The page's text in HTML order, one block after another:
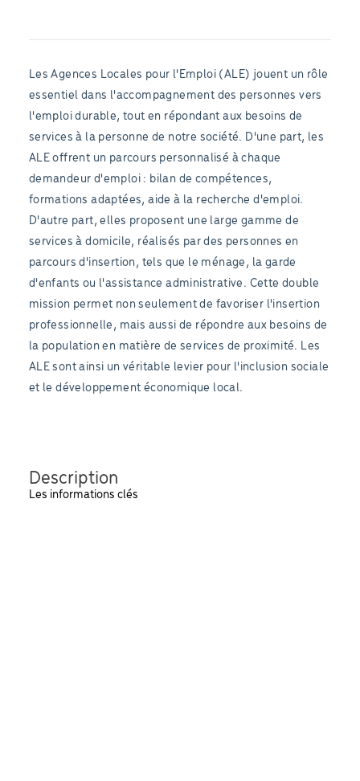
Les Agences Locales pour l'Emploi (ALE) jouent un rôle
essentiel dans l'accompagnement des personnes vers
l'emploi durable, tout en répondant aux besoins de
services à la personne de notre société. D'une part, les
ALE offrent un parcours personnalisé à chaque
demandeur d'emploi : bilan de compétences,
formations adaptées, aide à la recherche d'emploi.
D'autre part, elles proposent une large gamme de
services à domicile, réalisés par des personnes en
parcours d'insertion, tels que le ménage, la garde
d'enfants ou l'assistance administrative. Cette double
mission permet non seulement de favoriser l'insertion
professionnelle, mais aussi de répondre aux besoins de
la population en matière de services de proximité. Les
ALE sont ainsi un véritable levier pour l'inclusion sociale
et le développement économique local.
Description
Les informations clés